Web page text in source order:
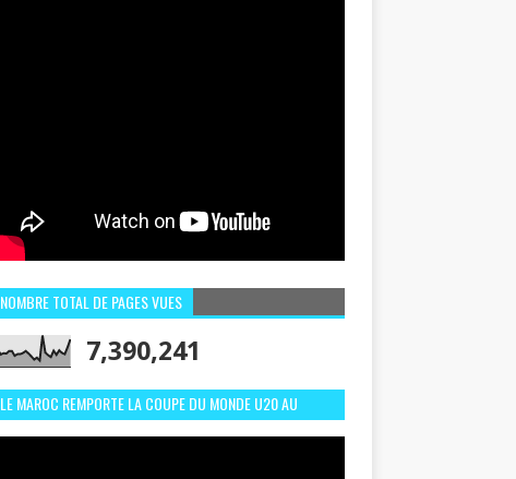
NOMBRE TOTAL DE PAGES VUES
7,390,241
LE MAROC REMPORTE LA COUPE DU MONDE U20 AU